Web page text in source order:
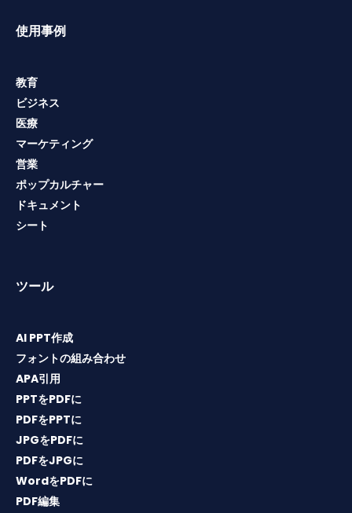
使用事例
教育
ビジネス
医療
マーケティング
営業
ポップカルチャー
ドキュメント
シート
ツール
AI PPT作成
フォントの組み合わせ
APA引用
PPTをPDFに
PDFをPPTに
JPGをPDFに
PDFをJPGに
WordをPDFに
PDF編集